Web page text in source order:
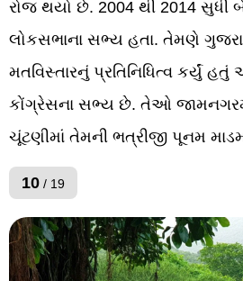
રોજ થયો છે. 2004 થી 2014 સુધી બે
લોકસભાના સભ્ય હતા. તેમણે
મતવિસ્તારનું પ્રતિનિધિત્વ કર્યું હતું
કોંગ્રેસના સભ્ય છે. તેઓ
ચૂંટણીમાં તેમની ભત્રીજી પૂનમ
10 / 19